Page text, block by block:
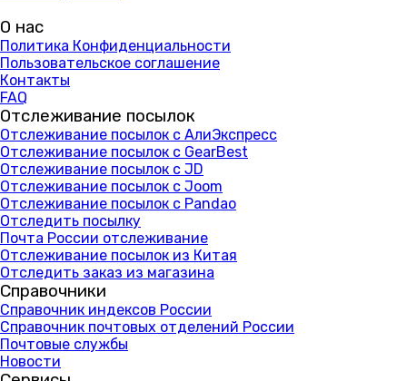
О нас
Политика Конфиденциальности
Пользовательское соглашение
Контакты
FAQ
Отслеживание посылок
Отслеживание посылок с АлиЭкспресс
Отслеживание посылок с GearBest
Отслеживание посылок с JD
Отслеживание посылок с Joom
Отслеживание посылок с Pandao
Отследить посылку
Почта России отслеживание
Отслеживание посылок из Китая
Отследить заказ из магазина
Справочники
Справочник индексов России
Справочник почтовых отделений России
Почтовые службы
Новости